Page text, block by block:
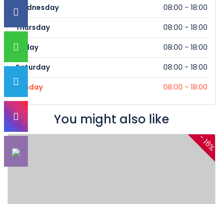
Wednesday
08:00 - 18:00
Thursday
08:00 - 18:00
Friday
08:00 - 18:00
Saturday
08:00 - 18:00
Sunday
08:00 - 18:00
You might also like
- 16%